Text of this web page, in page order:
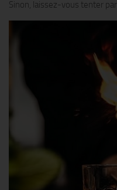
Sinon, laissez-vous tenter